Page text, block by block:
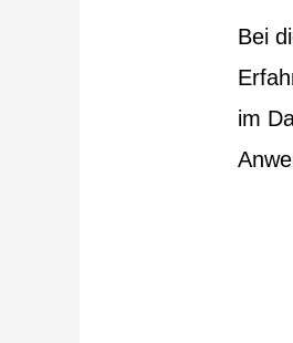
Bei
im